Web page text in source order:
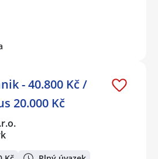
- 40.800 Kč /
20.000 Kč